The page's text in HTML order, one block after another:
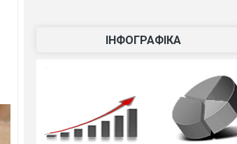
ІНФОГРАФІКА